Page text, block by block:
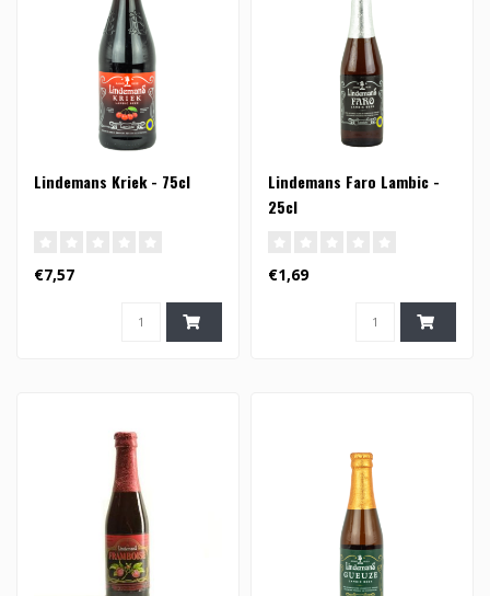
Lindemans Kriek - 75cl
€7,57
Lindemans Faro Lambic -
25cl
€1,69